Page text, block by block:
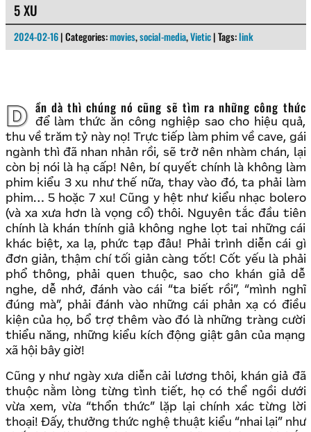
5 XU
2024-02-16 | Categories:movies,social-media,Vietic | Tags:link
Dần dà thì chúng nó cũng sẽ tìm ra những công thức
để làm thức ăn công nghiệp sao cho hiệu quả,
thu về trăm tỷ này nọ! Trực tiếp làm phim về cave, gái
ngành thì đã nhan nhản rồi, sẽ trở nên nhàm chán, lại
còn bị nói là hạ cấp! Nên, bí quyết chính là không làm
phim kiểu 3 xu như thế nữa, thay vào đó, ta phải làm
phim… 5 hoặc 7 xu! Cũng y hệt như kiểu nhạc bolero
(và xa xưa hơn là vọng cổ) thôi. Nguyên tắc đầu tiên
chính là khán thính giả không nghe lọt tai những cái
khác biệt, xa lạ, phức tạp đâu! Phải trình diễn cái gì
đơn giản, thậm chí tối giản càng tốt! Cốt yếu là phải
phổ thông, phải quen thuộc, sao cho khán giả dễ
nghe, dễ nhớ, đánh vào cái “ta biết rồi”, “mình nghĩ
đúng mà”, phải đánh vào những cái phản xạ có điều
kiện của họ, bổ trợ thêm vào đó là những tràng cười
thiểu năng, những kiểu kích động giật gân của mạng
xã hội bây giờ!
Cũng y như ngày xưa diễn cải lương thôi, khán giả đã
thuộc nằm lòng từng tình tiết, họ có thể ngồi dưới
vừa xem, vừa “thổn thức” lặp lại chính xác từng lời
thoại! Đấy, thưởng thức nghệ thuật kiểu “nhai lại” như